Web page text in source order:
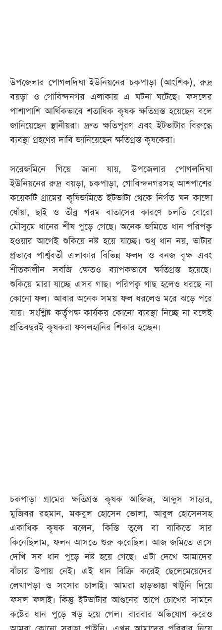
উপজেলার পোগলদিঘা ইউনিয়নের চকপাড়া (আংশিক), রুদ্র
বয়ড়া ও গোবিন্দনগর এলাকায় এ ঘটনা ঘটেছে। ফসলের
পাশাপাশি আর্থিকভাবে শতাধিক কৃষক ক্ষতিগ্রস্ত হয়েছেন বলে
জানিয়েছেন স্থানীয়রা। দ্রুত ক্ষতিপূরণ এবং ইটভাটার বিরুদ্ধে
ব্যবস্থা গ্রহণের দাবি জানিয়েছেন ক্ষতিগ্রস্ত কৃষকেরা।
সরেজমিনে গিয়ে জানা যায়, উপজেলার পোগলদিঘা
ইউনিয়নের রুদ্র বয়ড়া, চকপাড়া, গোবিন্দনগরসহ আশপাশের
কয়েকটি গ্রামের কৃষিজমিতে ইটভাটা থেকে নির্গত ঘন কালো
ধোঁয়া, ছাই ও তীব্র গরম বাতাসের কারণে চলতি বোরো
মৌসুমে ধানের শীষ পুড়ে গেছে। অনেক জমিতে ধান পরিপক্ব
হওয়ার আগেই শুকিয়ে নষ্ট হয়ে যাচ্ছে। শুধু ধান নয়, ভাটার
প্রভাবে পার্শ্ববর্তী এলাকার বিভিন্ন ফলদ ও বনজ বৃক্ষ এবং
শীতকালীন সবজি ক্ষেতও ব্যাপকভাবে ক্ষতিগ্রস্ত হয়েছে।
শুকিয়ে মারা যাচ্ছে এসব গাছ। পরিপক্ব গাছ হলেও ধরছে না
কোনো ফল। আবার অনেক সময় ফল ধরলেও মরে ঝড়ে পরে
যায়। সংশ্লিষ্ট কর্তৃপক্ষ কার্যকর কোনো ব্যবস্থা নিচ্ছে না বলেই
প্রতিবছরই কৃষকরা ফসলহানির শিকার হচ্ছেন।
চকপাড়া গ্রামের ক্ষতিগ্রস্ত কৃষক আজিজ, আব্দুস সাত্তার,
মুজিবর রহমান, মকবুল হোসেন ভোলা, আবুল হোসেনসহ
একাধিক কৃষক বলেন, কিস্তি তুলে বা বাকিতে সার
কিনেছিলাম, ফলন আসতে শুরু করেছিল। আজ জমিতে এসে
দেখি সব ধান পুড়ে নষ্ট হয়ে গেছে। এটা দেখে আমাদের
বাঁচার উপায় নেই। এই ধান বিক্রি করেই ছেলেমেয়েদের
লেখাপড়া ও সংসার চালাই। আমরা হাড়ভাঙা খাটুনি দিয়ে
ফসল ফলাই। কিন্তু ইটভাটার আগুনের তাপে চোখের সামনে
কষ্টের ধান পুড়ে খড় হয়ে গেল। বারবার অভিযোগ করেও